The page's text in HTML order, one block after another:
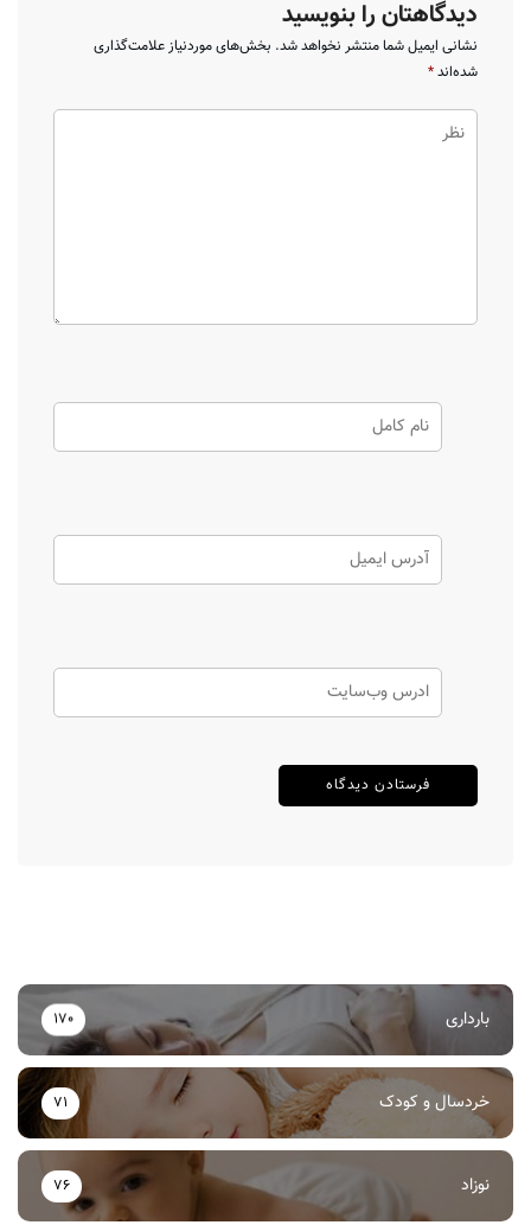
دیدگاهتان را بنویسید
نشانی ایمیل شما منتشر نخواهد شد. بخش‌های موردنیاز علامت‌گذاری
شده‌اند*
بارداری 170
خردسال و کودک 71
نوزاد 76